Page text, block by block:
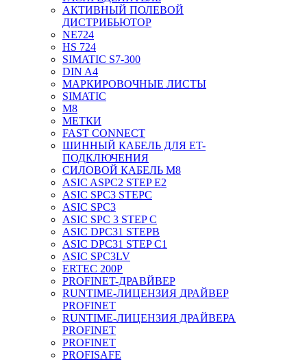
АКТИВНЫЙ ПОЛЕВОЙ
ДИСТРИБЬЮТОР
NE724
HS 724
SIMATIC S7-300
DIN A4
МАРКИРОВОЧНЫЕ ЛИСТЫ
SIMATIC
M8
МЕТКИ
FAST CONNECT
ШИННЫЙ КАБЕЛЬ ДЛЯ ET-
ПОДКЛЮЧЕНИЯ
СИЛОВОЙ КАБЕЛЬ M8
ASIC ASPC2 STEP E2
ASIC SPC3 STEPC
ASIC SPC3
ASIC SPC 3 STEP C
ASIC DPC31 STEPB
ASIC DPC31 STEP C1
ASIC SPC3LV
ERTEC 200P
PROFINET-ДРАВЙВЕР
RUNTIME-ЛИЦЕНЗИЯ ДРАЙВЕР
PROFINET
RUNTIME-ЛИЦЕНЗИЯ ДРАЙВЕРА
PROFINET
PROFINET
PROFISAFE